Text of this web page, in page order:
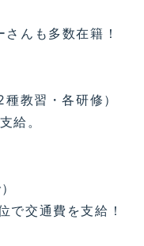
んも多数在籍！
教習・各研修）
給。
で交通費を支給！